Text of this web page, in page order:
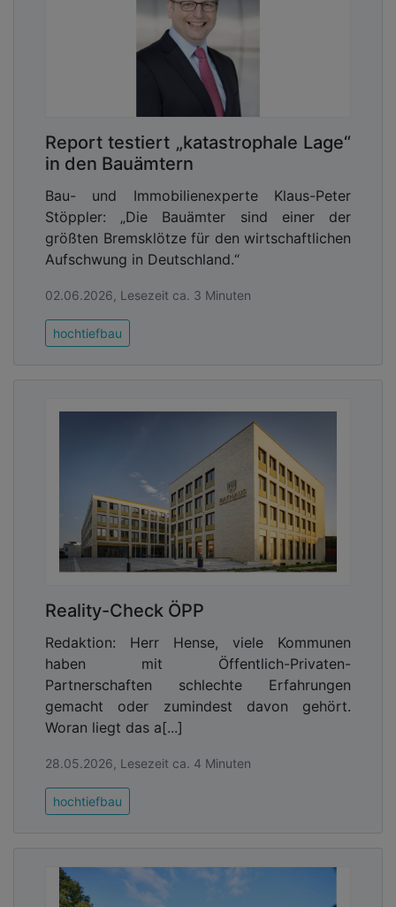
Report testiert „katastrophale Lage“
in den Bauämtern
Bau- und Immobilienexperte Klaus-Peter
Stöppler: „Die Bauämter sind einer der
größten Bremsklötze für den wirtschaftlichen
Aufschwung in Deutschland.“
02.06.2026, Lesezeit ca. 3 Minuten
hochtiefbau
Reality-Check ÖPP
Redaktion: Herr Hense, viele Kommunen
haben mit Öffentlich-Privaten-
Partnerschaften schlechte Erfahrungen
gemacht oder zumindest davon gehört.
Woran liegt das a[...]
28.05.2026, Lesezeit ca. 4 Minuten
hochtiefbau